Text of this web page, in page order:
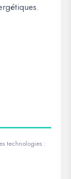
technologies :